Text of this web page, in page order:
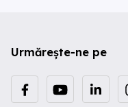
Urmărește-ne pe